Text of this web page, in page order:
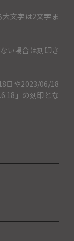
文字は2文字ま
い場合は刻印さ
日や2023/06/18
」の刻印とな